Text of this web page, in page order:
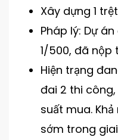
Xây dựng 1
Pháp lý: Dự
1/500, đã nộp
Hiện trạng
đai 2 thi
suất mua.
sớm trong